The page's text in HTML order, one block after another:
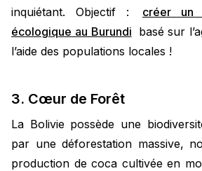
inquiétant. Objectif :
créer un
écologique au Burundi basé sur
l’aide des populations locales !
3. Cœur de Forêt
La Bolivie possède une
par une déforestation massive,
production de coca cultivée en